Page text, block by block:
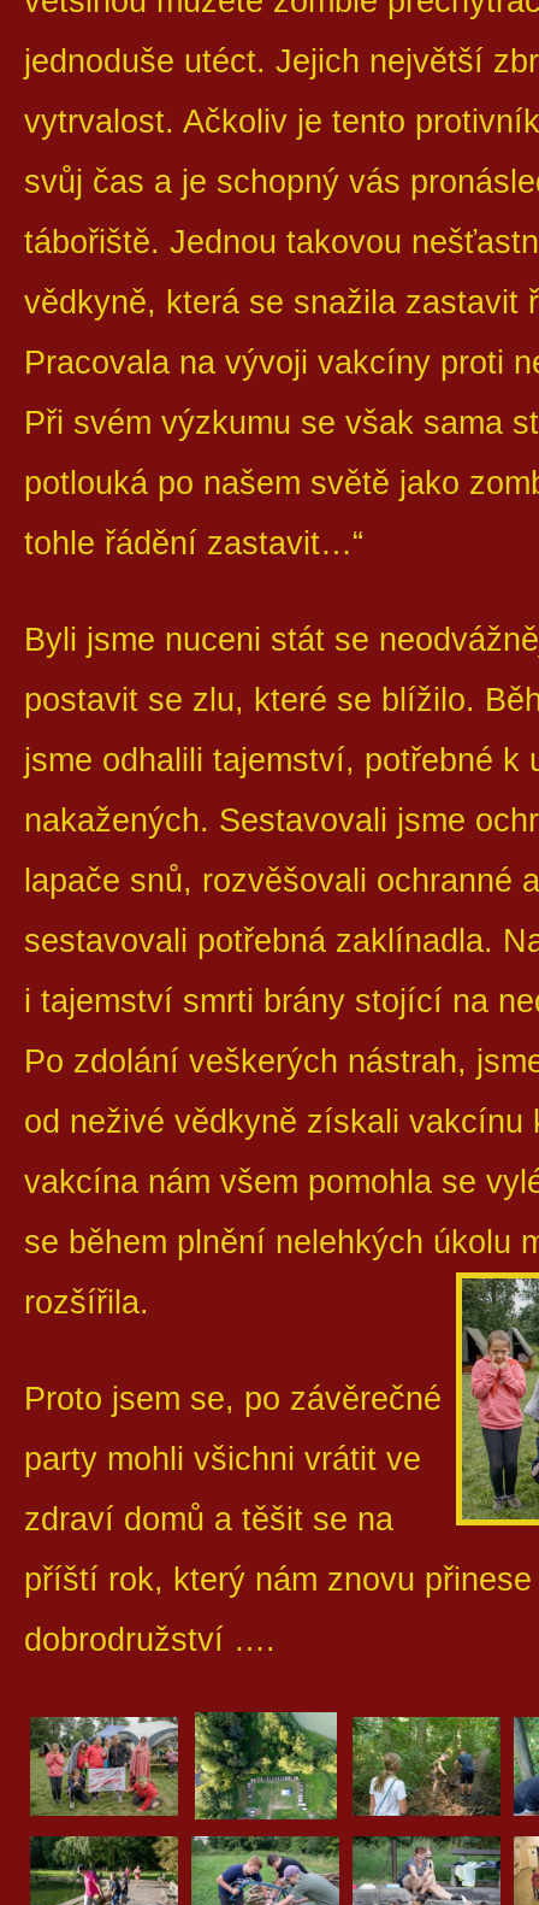
jednoduše utéct. Jejich největší
vytrvalost. Ačkoliv je tento
svůj čas a je schopný vás
tábořiště. Jednou takovou
vědkyně, která se snažila zastavit
Pracovala na vývoji vakcíny proti
Při svém výzkumu se však sama
potlouká po našem světě jako
tohle řádění zastavit…“
Byli jsme nuceni stát se
postavit se zlu, které se blížilo.
jsme odhalili tajemství, potřebné k
nakažených. Sestavovali jsme
lapače snů, rozvěšovali ochranné
sestavovali potřebná zaklínadla.
i tajemství smrti brány stojící na
Po zdolání veškerých nástrah,
od neživé vědkyně získali vakcínu
vakcína nám všem pomohla se
se během plnění nelehkých úkolu
rozšířila.
Proto jsem se, po závěrečné
party mohli všichni vrátit ve
zdraví domů a těšit se na
příští rok, který nám znovu
dobrodružství ….